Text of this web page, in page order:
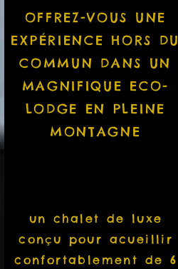
OFFREZ-VOUS UNE
EXPÉRIENCE HORS DU
COMMUN DANS UN
MAGNIFIQUE ECO-
LODGE EN PLEINE
MONTAGNE
un chalet de luxe
conçu pour acueillir
confortablement de 6